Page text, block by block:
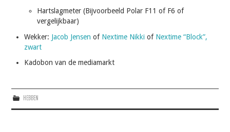
Hartslagmeter (Bijvoorbeeld Polar F11 of F6 of
vergelijkbaar)
Wekker: Jacob Jensen of Nextime Nikki of Nextime “Block”,
zwart
Kadobon van de mediamarkt
HEBBEN